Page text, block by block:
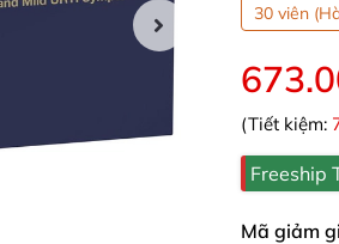
30 viên
(Tiết kiệm:
Freeship
Mã giảm